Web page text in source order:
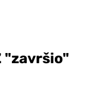
"završio"